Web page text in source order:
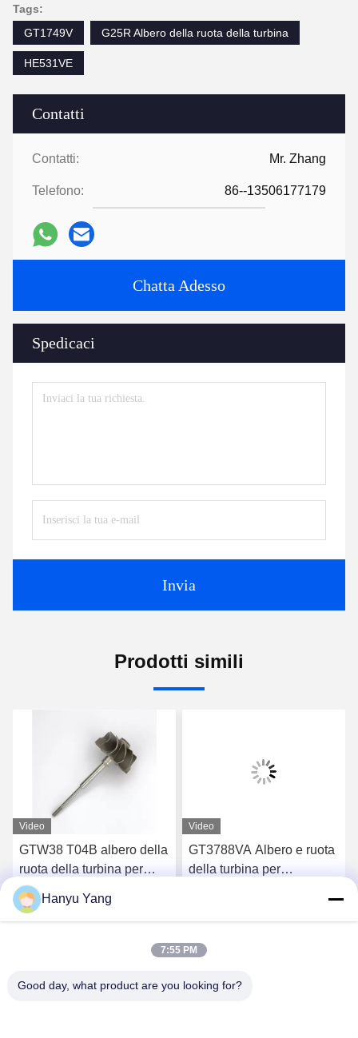
Contatti
Contatti: Mr. Zhang
Telefono: 86--13506177179
Chatta Adesso
Spedicaci
Invia
Tags:
GT1749V
G25R Albero della ruota della turbina
HE531VE
Prodotti simili
Video
GTW38 T04B albero della
ruota della turbina per
turbocompressori 407276-
6 407276-19 446905-2
446905-5Chatta Adesso
Video
GT3788VA Albero e ruota
della turbina per
5002S
Chatta Adesso
Hanyu Yang
7:55 PM
Good day, what product are you looking for?